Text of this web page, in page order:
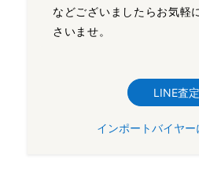
などございましたらお気軽
さいませ。
LINE査定
インポートバイヤー